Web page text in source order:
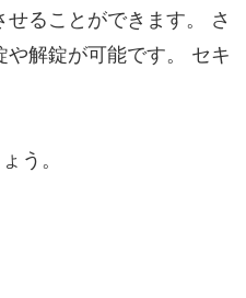
ることができます。 さ
解錠が可能です。 セキ
う。